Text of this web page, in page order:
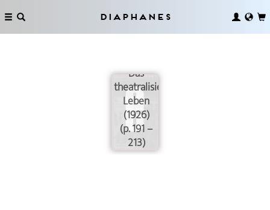
Diaphanes
Das
theatralisierte
Leben
(1926)
(p. 191 –
213)